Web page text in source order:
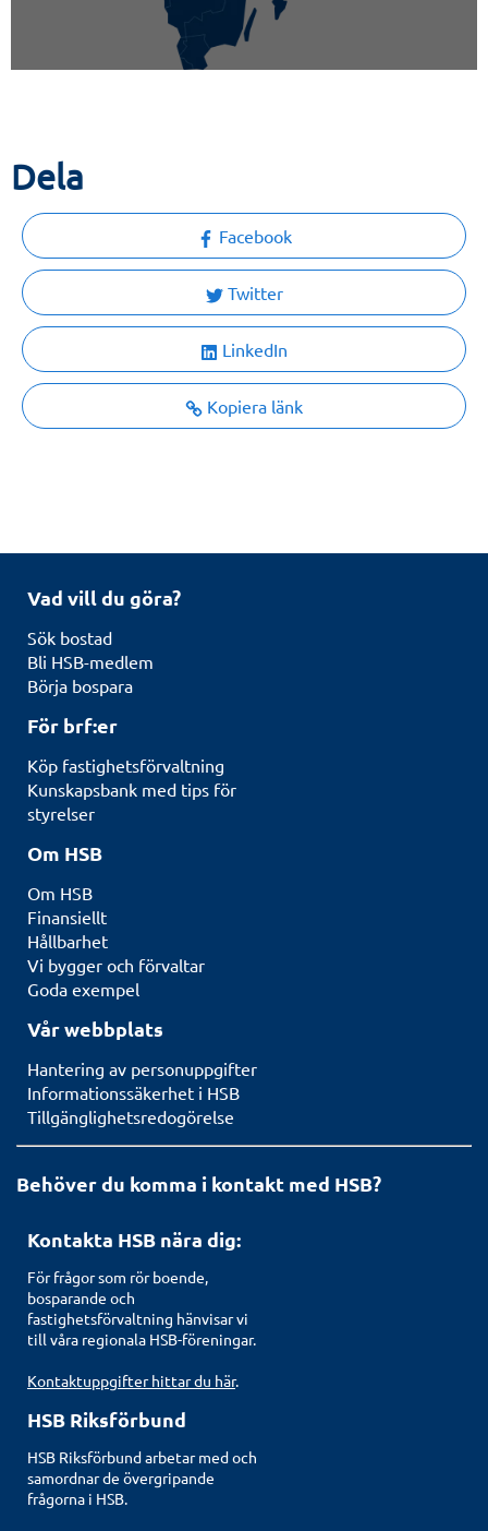
Dela
Facebook
Twitter
LinkedIn
Kopiera länk
Vad vill du göra?
Sök bostad
Bli HSB-medlem
Börja bospara
För brf:er
Köp fastighetsförvaltning
Kunskapsbank med tips för
styrelser
Om HSB
Om HSB
Finansiellt
Hållbarhet
Vi bygger och förvaltar
Goda exempel
Vår webbplats
Hantering av personuppgifter
Informationssäkerhet i HSB
Tillgänglighetsredogörelse
Behöver du komma i kontakt med HSB?
Kontakta HSB nära dig:
För frågor som rör boende,
bosparande och
fastighetsförvaltning hänvisar vi
till våra regionala HSB-föreningar.
Kontaktuppgifter hittar du här.
HSB Riksförbund
HSB Riksförbund arbetar med och
samordnar de övergripande
frågorna i HSB.